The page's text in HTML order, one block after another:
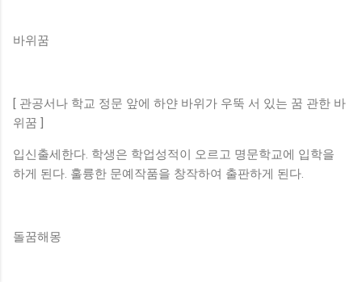
바위꿈
[ 관공서나 학교 정문 앞에 하얀 바위가 우뚝 서 있는 꿈 관한 바
위꿈 ]
입신출세한다. 학생은 학업성적이 오르고 명문학교에 입학을
하게 된다. 훌륭한 문예작품을 창작하여 출판하게 된다.
돌꿈해몽